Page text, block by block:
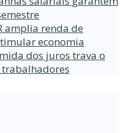
amplia renda de
economia
dos juros trava o
trabalhadores